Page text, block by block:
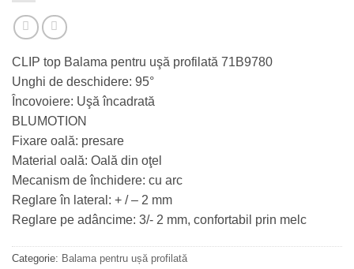
CLIP top Balama pentru uşă profilată 71B9780
Unghi de deschidere: 95°
Încovoiere: Uşă încadrată
BLUMOTION
Fixare oală: presare
Material oală: Oală din oţel
Mecanism de închidere: cu arc
Reglare în lateral: + / – 2 mm
Reglare pe adâncime: 3/- 2 mm, confortabil prin melc
Categorie: Balama pentru ușă profilată